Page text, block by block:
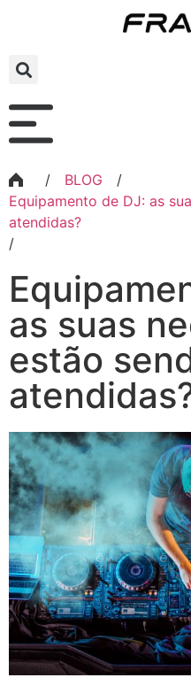
/ BLOG
/
Equipamento de DJ: as
atendidas?
/
as suas
estão